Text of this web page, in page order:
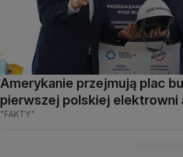
Amerykanie przejmują plac
pierwszej polskiej elektrowni
"FAKTY"